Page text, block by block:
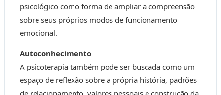
psicológico como forma de ampliar a compreensão
sobre seus próprios modos de funcionamento
emocional.
Autoconhecimento
A psicoterapia também pode ser buscada como um
espaço de reflexão sobre a própria história, padrões
de relacionamento, valores pessoais e construção da